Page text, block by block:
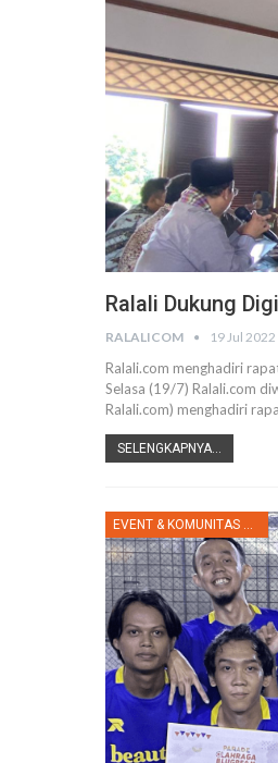
Ralali Dukung
RALALICOM 19 Jul 2022
Ralali.com menghadiri
Selasa (19/7) Ralali.com
Ralali.com) menghadiri
SELENGKAPNYA...